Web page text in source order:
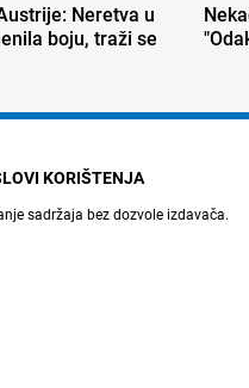
Neretva u
boju, traži se
KORIŠTENJA
sadržaja bez dozvole izdavača.